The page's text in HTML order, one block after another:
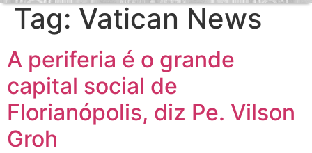
Tag: Vatican News
A periferia é o grande
capital social de
Florianópolis, diz Pe. Vilson
Groh